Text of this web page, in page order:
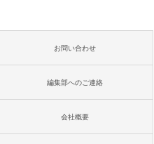
お問い合わせ
編集部へのご連絡
会社概要